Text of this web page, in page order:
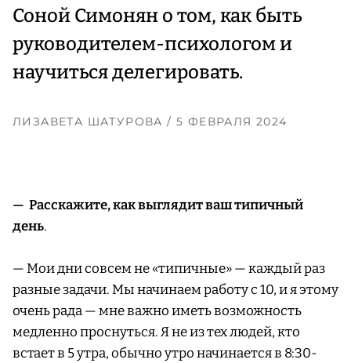
Соной Симонян о том, как быть
руководителем-психологом и
научиться делегировать.
ЛИЗАВЕТА ШАТУРОВА/ 5 ФЕВРАЛЯ 2024
— Расскажите, как выглядит ваш типичный
день.
— Мои дни совсем не «типичные» — каждый раз
разные задачи. Мы начинаем работу с 10, и я этому
очень рада — мне важно иметь возможность
медленно проснуться. Я не из тех людей, кто
встает в 5 утра, обычно утро начинается в 8:30-